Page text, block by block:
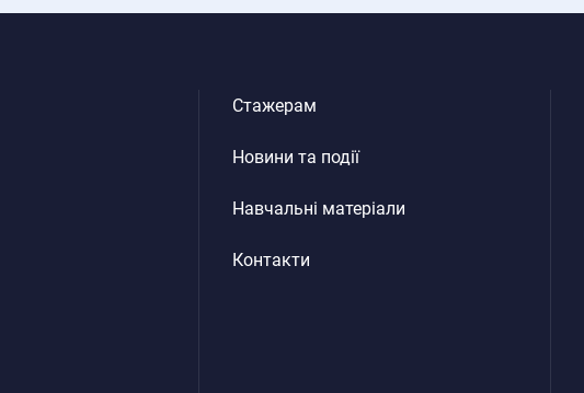
Стажерам
Новини та події
Навчальні матеріали
Контакти